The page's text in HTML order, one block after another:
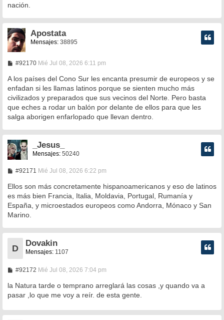
nación.
Apostata
Mensajes:38895
#92170M
n
s
a
j
Mié Jul 08, 2026 6:11 pm
A los países del Cono Sur les encanta presumir de europeos y se
enfadan si les llamas latinos porque se sienten mucho más
civilizados y preparados que sus vecinos del Norte. Pero basta
que eches a rodar un balón por delante de ellos para que les
salga aborigen enfarlopado que llevan dentro.
_Jesus_
Mensajes: 50240
#92171 M
n
s
a
j
Mié Jul 08, 2026 6:22 pm
Ellos son más concretamente hispanoamericanos y eso de latinos
es más bien Francia, Italia, Moldavia, Portugal, Rumanía y
España, y microestados europeos como Andorra, Mónaco y San
Marino.
D
Dovakin
Mensajes: 1107
#92172M
n
a
e
Mié Jul 08, 2026 7:04 pm
la Natura tarde o temprano arreglará las cosas ,y quando va a
pasar ,lo que me voy a reír. de esta gente.